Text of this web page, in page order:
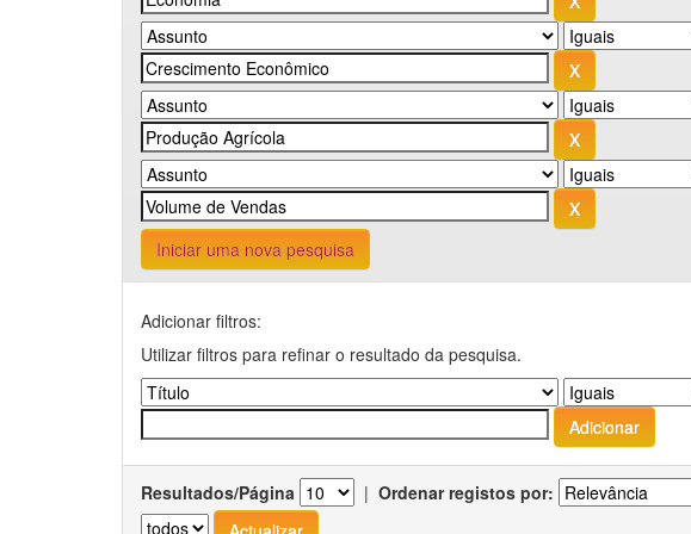
Iniciar uma nova pesquisa
Adicionar filtros:
Utilizar filtros para refinar o resultado da pesquisa.
Resultados/Página | Ordenar registos por: